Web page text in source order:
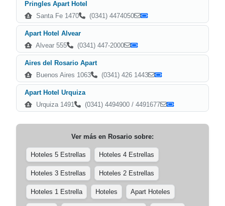
Pringles Apart Hotel
Santa Fe 1470
(0341) 4474050
Apart Hotel Alvear
Alvear 555
(0341) 447-2000
Aires del Rosario Apart
Buenos Aires 1063
(0341) 426 1443
Apart Hotel Urquiza
Urquiza 1491
(0341) 4494900 / 4491677
Ver más en Rosario sobre:
Hoteles 5 Estrellas Hoteles 4 Estrellas
Hoteles 3 Estrellas Hoteles 2 Estrellas
Hoteles 1 Estrella Hoteles Apart Hoteles